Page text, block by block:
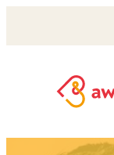
springen